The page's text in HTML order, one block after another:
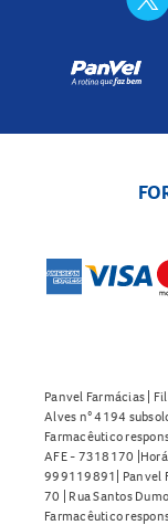
Panvel Farmácias |
Alves n° 4194
Farmacêutico
AFE - 7318170
999119891| Panvel
70 | Rua Santos
Farmacêutico